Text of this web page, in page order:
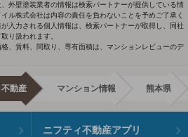
外壁塗装業者の情報は検索パートナーが提供している情
ル株式会社は内容の責任を負わないことを予めご了承く
入力される個人情報は、検索パートナーが取得し、同社
り扱われます。
、賃料、間取り、専有面積は、マンションレビューのデ
動産 マンション情報 熊本県
ニフティ不動産アプリ